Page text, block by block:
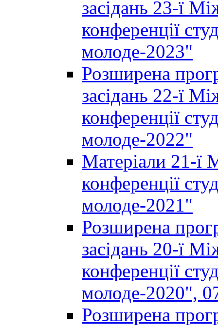
засідань 23-ї
конференції
молоде-2023"
Розширена
засідань 22-ї
конференції
молоде-2022"
Матеріали 21-ї
конференції
молоде-2021"
Розширена
засідань 20-ї
конференції
молоде-2020",
Розширена